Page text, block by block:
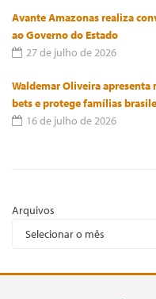
Avante Amazonas realiza
ao Governo do Estado
27 de julho de 2026
Waldemar Oliveira apresenta
bets e protege famílias
16 de julho de 2026
Arquivos